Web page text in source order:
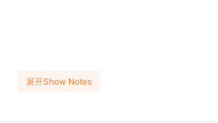
展开Show Notes